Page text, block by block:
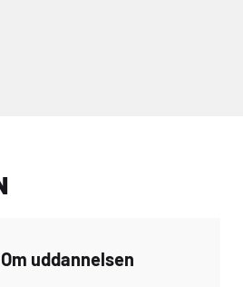
Om uddannelsen